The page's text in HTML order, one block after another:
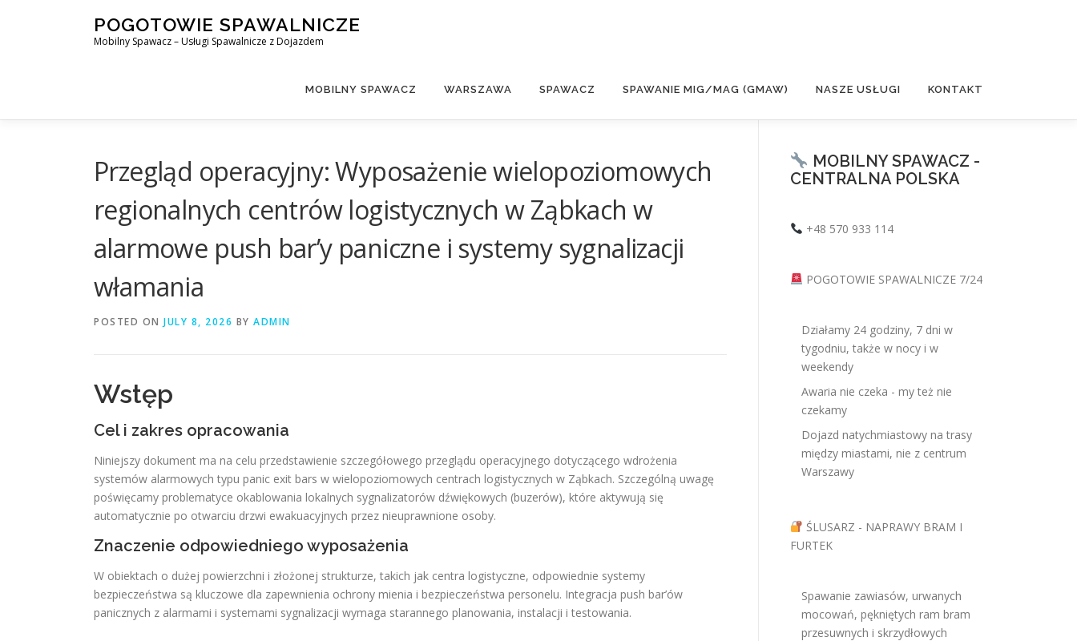
POGOTOWIE SPAWALNICZE
Mobilny Spawacz – Usługi Spawalnicze z Dojazdem
MOBILNY SPAWACZ WARSZAWA SPAWACZ SPAWANIE MIG/MAG (GMAW) NASZE USŁUGI KONTAKT
Przegląd operacyjny: Wyposażenie wielopoziomowych
regionalnych centrów logistycznych w Ząbkach w
alarmowe push bar’y paniczne i systemy sygnalizacji
włamania
POSTED ON JULY 8, 2026 BY ADMIN
Wstęp
Cel i zakres opracowania
Niniejszy dokument ma na celu przedstawienie szczegółowego przeglądu operacyjnego dotyczącego wdrożenia
systemów alarmowych typu panic exit bars w wielopoziomowych centrach logistycznych w Ząbkach. Szczególną uwagę
poświęcamy problematyce okablowania lokalnych sygnalizatorów dźwiękowych (buzerów), które aktywują się
automatycznie po otwarciu drzwi ewakuacyjnych przez nieuprawnione osoby.
Znaczenie odpowiedniego wyposażenia
W obiektach o dużej powierzchni i złożonej strukturze, takich jak centra logistyczne, odpowiednie systemy
bezpieczeństwa są kluczowe dla zapewnienia ochrony mienia i bezpieczeństwa personelu. Integracja push bar’ów
panicznych z alarmami i systemami sygnalizacji wymaga starannego planowania, instalacji i testowania.
MOBILNY SPAWACZ -
CENTRALNA POLSKA
+48 570 933 114
POGOTOWIE SPAWALNICZE 7/24
Działamy 24 godziny, 7 dni w
tygodniu, także w nocy i w
weekendy
Awaria nie czeka - my też nie
czekamy
Dojazd natychmiastowy na trasy
między miastami, nie z centrum
Warszawy
ŚLUSARZ - NAPRAWY BRAM I
FURTEK
Spawanie zawiasów, urwanych
mocowań, pękniętych ram bram
przesuwnych i skrzydłowych